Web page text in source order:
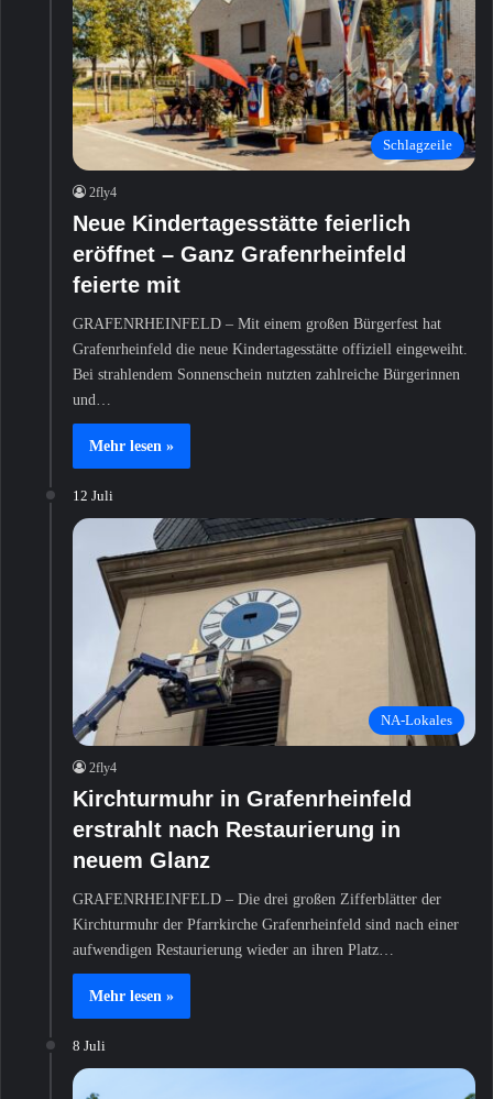
Schlagzeile
2fly4
Neue Kindertagesstätte feierlich
eröffnet – Ganz Grafenrheinfeld
feierte mit
GRAFENRHEINFELD – Mit einem großen Bürgerfest hat
Grafenrheinfeld die neue Kindertagesstätte offiziell eingeweiht.
Bei strahlendem Sonnenschein nutzten zahlreiche Bürgerinnen
und…
Mehr lesen »
12 Juli
NA-Lokales
2fly4
Kirchturmuhr in Grafenrheinfeld
erstrahlt nach Restaurierung in
neuem Glanz
GRAFENRHEINFELD – Die drei großen Zifferblätter der
Kirchturmuhr der Pfarrkirche Grafenrheinfeld sind nach einer
aufwendigen Restaurierung wieder an ihren Platz…
Mehr lesen »
8 Juli